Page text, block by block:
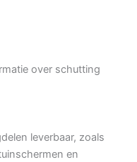
over schutting
leverbaar, zoals
en